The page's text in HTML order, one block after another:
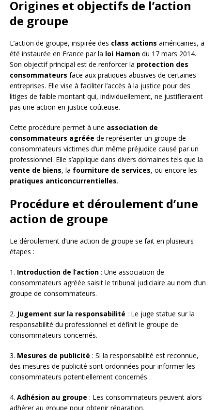
Origines et objectifs de l’action
de groupe
L’action de groupe, inspirée des class actions américaines, a
été instaurée en France par la loi Hamon du 17 mars 2014.
Son objectif principal est de renforcer la protection des
consommateurs face aux pratiques abusives de certaines
entreprises. Elle vise à faciliter l’accès à la justice pour des
litiges de faible montant qui, individuellement, ne justifieraient
pas une action en justice coûteuse.
Cette procédure permet à une association de
consommateurs agréée de représenter un groupe de
consommateurs victimes d’un même préjudice causé par un
professionnel. Elle s’applique dans divers domaines tels que la
vente de biens, la fourniture de services, ou encore les
pratiques anticoncurrentielles.
Procédure et déroulement d’une
action de groupe
Le déroulement d’une action de groupe se fait en plusieurs
étapes :
1. Introduction de l’action : Une association de
consommateurs agréée saisit le tribunal judiciaire au nom d’un
groupe de consommateurs.
2. Jugement sur la responsabilité : Le juge statue sur la
responsabilité du professionnel et définit le groupe de
consommateurs concernés.
3. Mesures de publicité : Si la responsabilité est reconnue,
des mesures de publicité sont ordonnées pour informer les
consommateurs potentiellement concernés.
4. Adhésion au groupe : Les consommateurs peuvent alors
adhérer au groupe pour obtenir réparation.